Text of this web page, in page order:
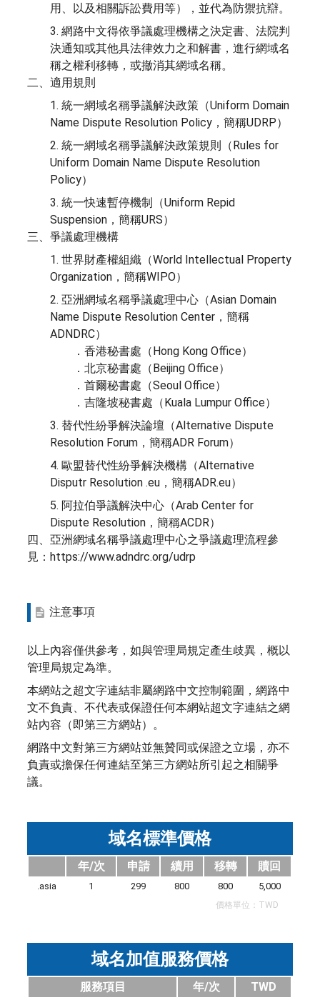
用、以及相關訴訟費用等），並代為防禦抗辯。
3. 網路中文得依爭議處理機構之決定書、法院判
決通知或其他具法律效力之和解書，進行網域名
稱之權利移轉，或撤消其網域名稱。
二、適用規則
1. 統一網域名稱爭議解決政策（Uniform Domain
Name Dispute Resolution Policy，簡稱UDRP）
2. 統一網域名稱爭議解決政策規則（Rules for
Uniform Domain Name Dispute Resolution
Policy）
3. 統一快速暫停機制（Uniform Repid
Suspension，簡稱URS）
三、爭議處理機構
1. 世界財產權組織（World Intellectual Property
Organization，簡稱WIPO）
2. 亞洲網域名稱爭議處理中心（Asian Domain
Name Dispute Resolution Center，簡稱
ADNDRC）
．香港秘書處（Hong Kong Office）
．北京秘書處（Beijing Office）
．首爾秘書處（Seoul Office）
．吉隆坡秘書處（Kuala Lumpur Office）
3. 替代性紛爭解決論壇（Alternative Dispute
Resolution Forum，簡稱ADR Forum）
4. 歐盟替代性紛爭解決機構（Alternative
Disputr Resolution .eu，簡稱ADR.eu）
5. 阿拉伯爭議解決中心（Arab Center for
Dispute Resolution，簡稱ACDR）
四、亞洲網域名稱爭議處理中心之爭議處理流程參
見：https://www.adndrc.org/udrp
注意事項
以上內容僅供參考，如與管理局規定產生歧異，概以
管理局規定為準。
本網站之超文字連結非屬網路中文控制範圍，網路中
文不負責、不代表或保證任何本網站超文字連結之網
站內容（即第三方網站）。
網路中文對第三方網站並無贊同或保證之立場，亦不
負責或擔保任何連結至第三方網站所引起之相關爭
議。
域名標準價格
年/次 申請 續用 移轉 贖回
.asia 1 299 800 800 5,000
價格單位：TWD
域名加值服務價格
服務項目 年/次
TWD